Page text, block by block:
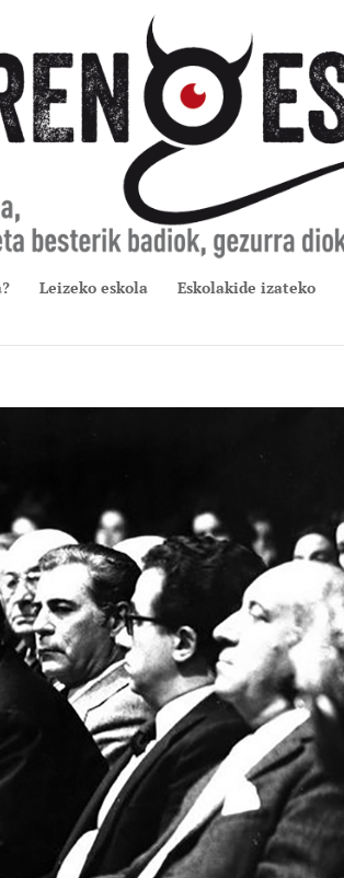
Leizeko eskola Eskolakide izateko